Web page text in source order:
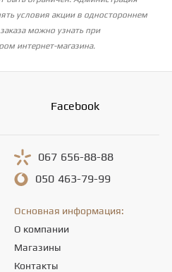
условия акции в одностороннем
можно узнать при
интернет-магазина.
Facebook
067 656-88-88
050 463-79-99
Основная информация:
О компании
Магазины
Контакты